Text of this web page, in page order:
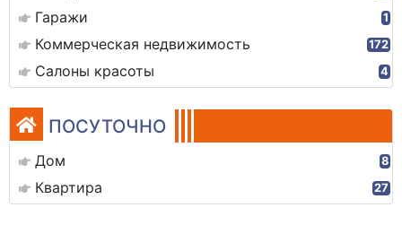
Гаражи 1
Коммерческая недвижимость 172
Салоны красоты 4
ПОСУТОЧНО
Дом 8
Квартира 27